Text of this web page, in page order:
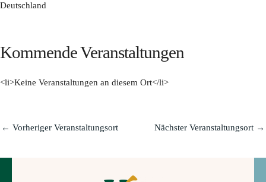
Deutschland
Kommende Veranstaltungen
<li>Keine Veranstaltungen an diesem Ort</li>
← Vorheriger Veranstaltungsort Nächster Veranstaltungsort →